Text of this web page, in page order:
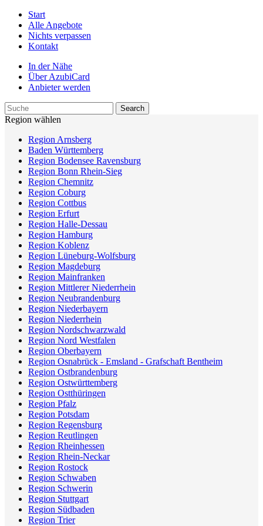
Start
Alle Angebote
Nichts verpassen
Kontakt
In der Nähe
Über AzubiCard
Anbieter werden
Region wählen
Region Arnsberg
Baden Württemberg
Region Bodensee Ravensburg
Region Bonn Rhein-Sieg
Region Chemnitz
Region Coburg
Region Cottbus
Region Erfurt
Region Halle-Dessau
Region Hamburg
Region Koblenz
Region Lüneburg-Wolfsburg
Region Magdeburg
Region Mainfranken
Region Mittlerer Niederrhein
Region Neubrandenburg
Region Niederbayern
Region Niederrhein
Region Nordschwarzwald
Region Nord Westfalen
Region Oberbayern
Region Osnabrück - Emsland - Grafschaft Bentheim
Region Ostbrandenburg
Region Ostwürttemberg
Region Ostthüringen
Region Pfalz
Region Potsdam
Region Regensburg
Region Reutlingen
Region Rheinhessen
Region Rhein-Neckar
Region Rostock
Region Schwaben
Region Schwerin
Region Stuttgart
Region Südbaden
Region Trier